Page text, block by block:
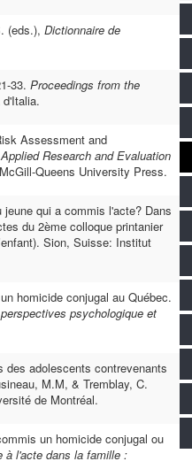
(eds.), Dictionnaire de
33. Proceedings from the
Assessment and
Applied Research and Evaluation
McGill-Queens University Press.
qui a commis l'acte? Dans
du 2ème colloque printanier
Sion, Suisse: Institut
homicide conjugal au Québec.
psychologique et
des adolescents contrevenants
M.M, & Tremblay, C.
de Montréal.
un homicide conjugal ou
à l'acte dans la famille :